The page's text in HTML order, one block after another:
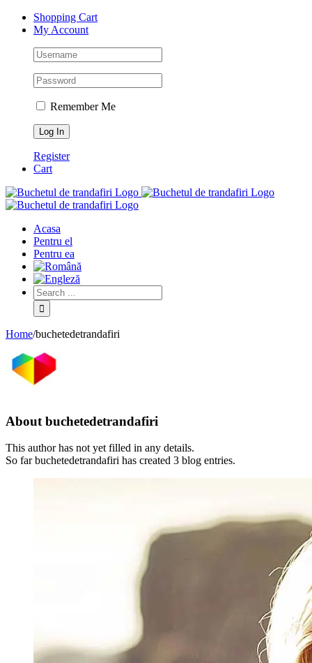
Skip
Facebook
InstagramShopping Cart
My Account
Remember Me
Register
Cart
Acasa
Pentru el
Pentru ea
Search
for:
Home/buchetedetrandafiri
About buchetedetrandafiri
This author has not yet filled in any details.
So far buchetedetrandafiri has created 3 blog entries.